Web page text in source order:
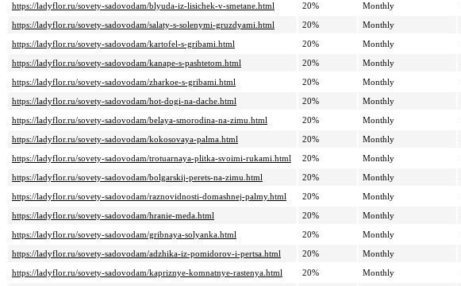
https://ladyflor.ru/sovety-sadovodam/blyuda-iz-lisichek-v-smetane.html
20% Monthly
https://ladyflor.ru/sovety-sadovodam/salaty-s-solenymi-gruzdyami.html
20% Monthly
https://ladyflor.ru/sovety-sadovodam/kartofel-s-gribami.html
20% Monthly
https://ladyflor.ru/sovety-sadovodam/kanape-s-pashtetom.html
20% Monthly
https://ladyflor.ru/sovety-sadovodam/zharkoe-s-gribami.html
20% Monthly
https://ladyflor.ru/sovety-sadovodam/hot-dogi-na-dache.html
20% Monthly
https://ladyflor.ru/sovety-sadovodam/belaya-smorodina-na-zimu.html
20% Monthly
https://ladyflor.ru/sovety-sadovodam/kokosovaya-palma.html
20% Monthly
https://ladyflor.ru/sovety-sadovodam/trotuarnaya-plitka-svoimi-rukami.html
20% Monthly
https://ladyflor.ru/sovety-sadovodam/bolgarskij-perets-na-zimu.html
20% Monthly
https://ladyflor.ru/sovety-sadovodam/raznovidnosti-domashnej-palmy.html
20% Monthly
https://ladyflor.ru/sovety-sadovodam/hranie-meda.html
20% Monthly
https://ladyflor.ru/sovety-sadovodam/gribnaya-solyanka.html
20% Monthly
https://ladyflor.ru/sovety-sadovodam/adzhika-iz-pomidorov-i-pertsa.html
20% Monthly
https://ladyflor.ru/sovety-sadovodam/kapriznye-komnatnye-rastenya.html
20% Monthly